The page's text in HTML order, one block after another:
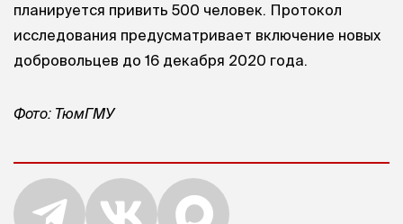
планируется привить 500 человек. Протокол
исследования предусматривает включение новых
добровольцев до 16 декабря 2020 года.
Фото: ТюмГМУ